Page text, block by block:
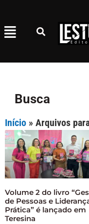
Busca
Início » Arquivos
Volume 2 do livro
de Pessoas e
Prática” é lançado em
Teresina